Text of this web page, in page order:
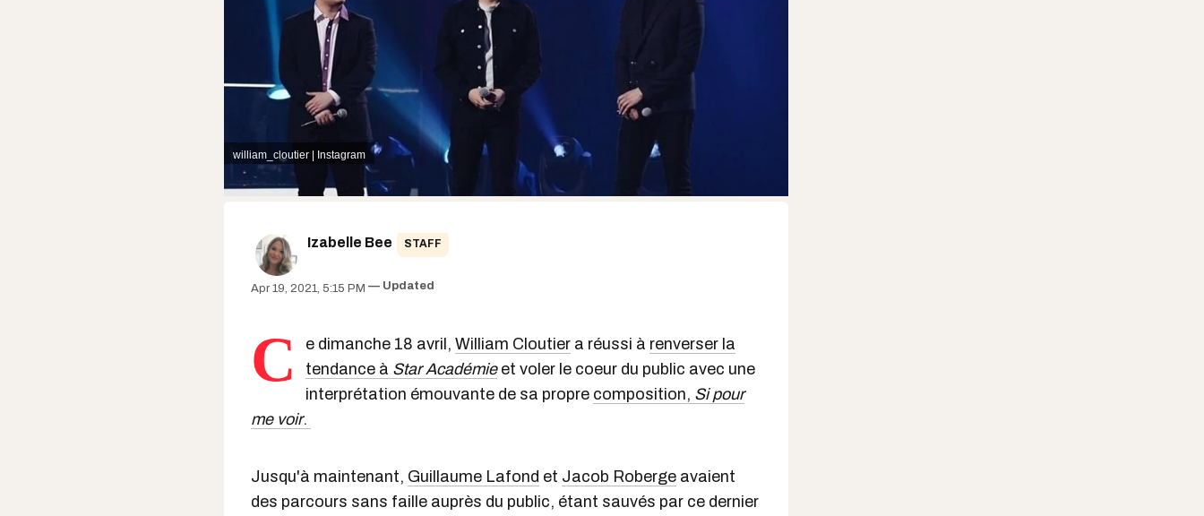
william_cloutier | Instagram
Izabelle Bee STAFF
Apr 19, 2021, 5:15 PM Updated
C e dimanche 18 avril, William Cloutier a réussi à renverser la
tendance à Star Académieet voler le coeur du public avec une
interprétation émouvante de sa propre composition, Si pour
me voir.
Jusqu'à maintenant, Guillaume Lafond et Jacob Roberge avaient
des parcours sans faille auprès du public, étant sauvés par ce dernier